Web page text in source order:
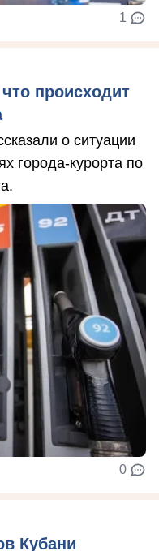
1
происходит
о ситуации
города-курорта по
0
Кубани